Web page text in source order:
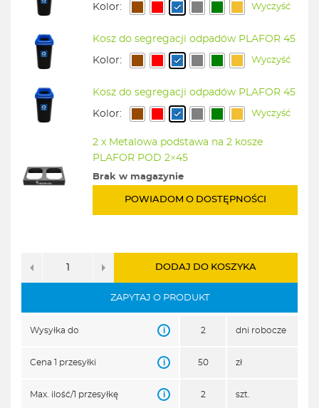
Kolor: Wyczyść
Kosz do segregacji odpadów PLAFOR 45
Kolor: Wyczyść
Kosz do segregacji odpadów PLAFOR 45
Kolor: Wyczyść
2 x Metalowa podstawa na 2 kosze
PLAFOR POD 2×45
Brak w magazynie
POWIADOM O DOSTĘPNOŚCI
DODAJ DO KOSZYKA
ZAPYTAJ O PRODUKT
Wysyłka do i 2 dni robocze
Cena 1 przesyłki i 50 zł
Max. ilość/1 przesyłkę i 2 szt.